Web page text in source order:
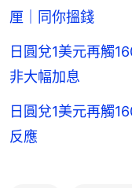
厘｜同你搵錢
日圓兌1美元再觸
非大幅加息
日圓兌1美元再觸
反應